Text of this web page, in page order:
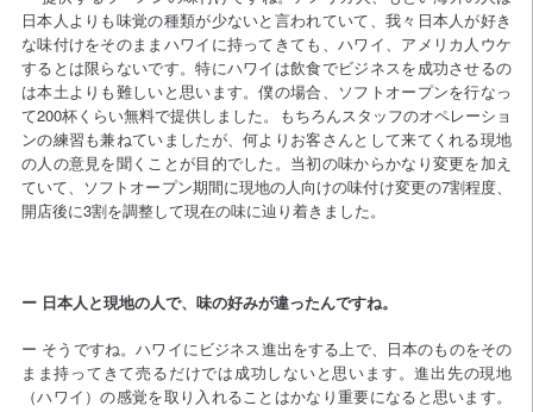
日本人よりも味覚の種類が少ないと言われていて、我々日本人が好き
な味付けをそのままハワイに持ってきても、ハワイ、アメリカ人ウケ
するとは限らないです。特にハワイは飲食でビジネスを成功させるの
は本土よりも難しいと思います。僕の場合、ソフトオープンを行なっ
て200杯くらい無料で提供しました。もちろんスタッフのオペレーショ
ンの練習も兼ねていましたが、何よりお客さんとして来てくれる現地
の人の意見を聞くことが目的でした。当初の味からかなり変更を加え
ていて、ソフトオープン期間に現地の人向けの味付け変更の7割程度、
開店後に3割を調整して現在の味に辿り着きました。
ー 日本人と現地の人で、味の好みが違ったんですね。
ー そうですね。ハワイにビジネス進出をする上で、日本のものをその
まま持ってきて売るだけでは成功しないと思います。進出先の現地
（ハワイ）の感覚を取り入れることはかなり重要になると思います。